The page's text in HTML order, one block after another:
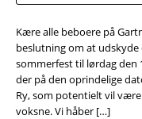
Kære alle beboere på
beslutning om at
sommerfest til lørdag den
der på den oprindelige
Ry, som potentielt vil
voksne. Vi håber […]